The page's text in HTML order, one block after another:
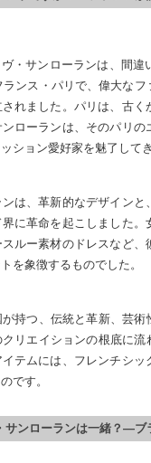
・サンローランは、間
ランス・パリで、偉大な
れました。パリは、古
ローランは、そのパリ
ション愛好家を魅了して
は、革新的なデザイン
に革命を起こしました
ルー素材のドレスなど
を象徴するものでした。
持つ、伝統と革新、芸
リエイションの根底に
テムには、フレンチシ
です。
サンローランは一緒？—ブ